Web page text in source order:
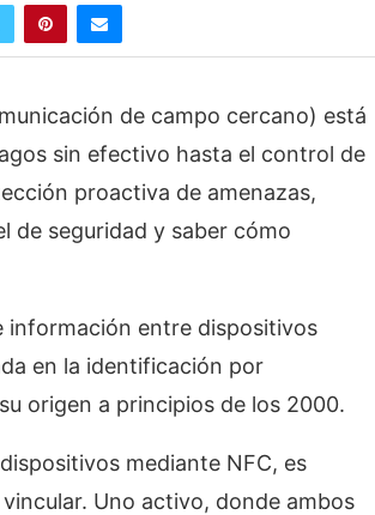
de campo cercano) está
sin efectivo hasta el control de
proactiva de amenazas,
de seguridad y saber cómo
información entre dispositivos
en la identificación por
origen a principios de los 2000.
mediante NFC, es
Uno activo, donde ambos